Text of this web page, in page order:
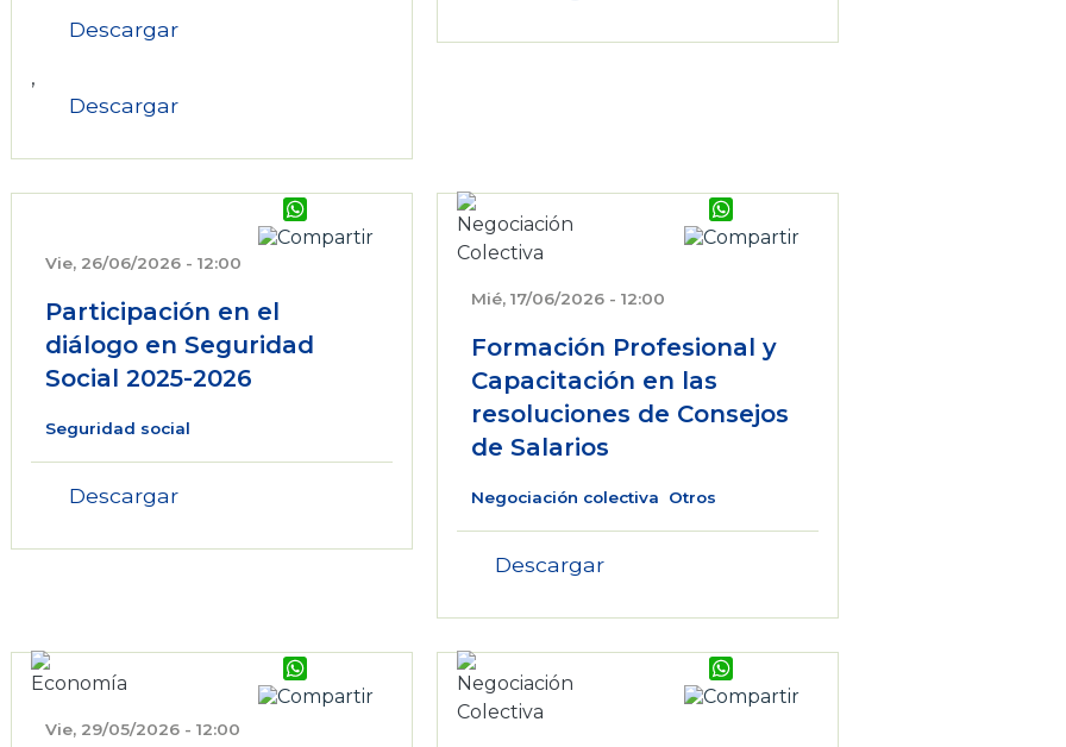
Descargar
,
Descargar
Vie, 26/06/2026 - 12:00
Participación en el
diálogo en Seguridad
Social 2025-2026
Seguridad social
Descargar
Mié, 17/06/2026 - 12:00
Formación Profesional y
Capacitación en las
resoluciones de Consejos
de Salarios
Negociación colectiva Otros
Descargar
Vie, 29/05/2026 - 12:00